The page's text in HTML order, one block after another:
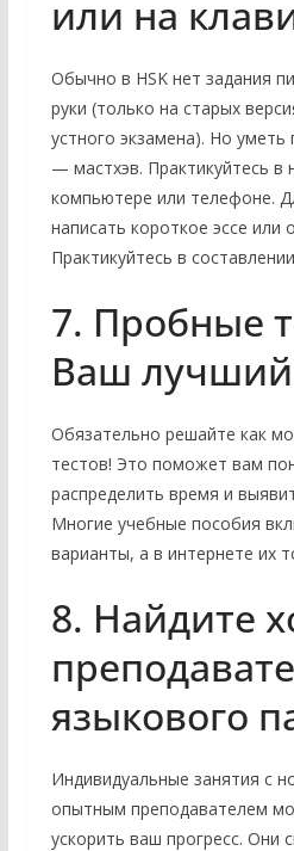
или на
Обычно в HSK нет задания
руки (только на старых
устного экзамена). Но уметь
— мастхэв. Практикуйтесь в
компьютере или телефоне.
написать короткое эссе или
Практикуйтесь в
7. Пробные
Ваш лучший
Обязательно решайте как
тестов! Это поможет вам
распределить время и
Многие учебные пособия
варианты, а в интернете их
8. Найдите
языкового
Индивидуальные занятия с
опытным преподавателем
ускорить ваш прогресс. Они